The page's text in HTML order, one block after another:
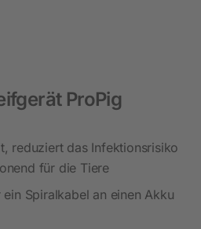
ProPig
reduziert das Infektionsrisiko
für die Tiere
Spiralkabel an einen Akku